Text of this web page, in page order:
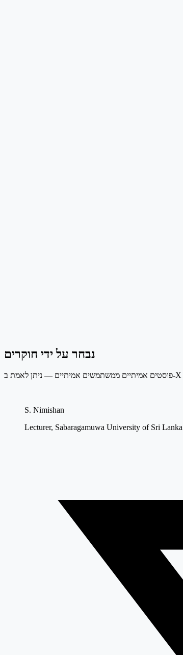
נבחר על ידי חוקרים
S. Nimishan
Lecturer, Sabaragamuwa University of Sri Lanka